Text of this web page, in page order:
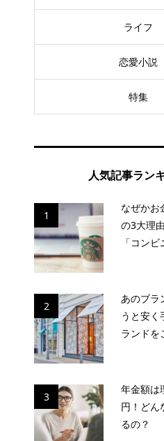
ライフ
恋愛小説
特集
人気記事ラン
1
なぜかお
の3大理
「コン
2
あのブラ
うと安く
ランドを
3
年金額は
円！どん
るの？